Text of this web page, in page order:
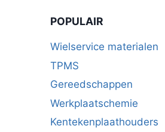
POPULAIR
Wielservice materialen
TPMS
Gereedschappen
Werkplaatschemie
Kentekenplaathouders